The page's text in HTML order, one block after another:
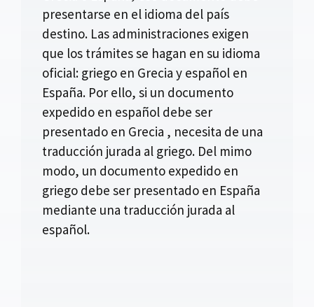
presentarse en el idioma del país
destino. Las administraciones exigen
que los trámites se hagan en su idioma
oficial: griego en Grecia y español en
España. Por ello, si un documento
expedido en español debe ser
presentado en Grecia , necesita de una
traducción jurada al griego. Del mimo
modo, un documento expedido en
griego debe ser presentado en España
mediante una traducción jurada al
español.